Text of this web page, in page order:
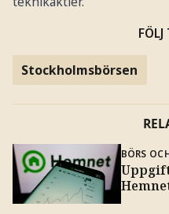
FÖLJ
Stockholmsbörsen
BÖRS